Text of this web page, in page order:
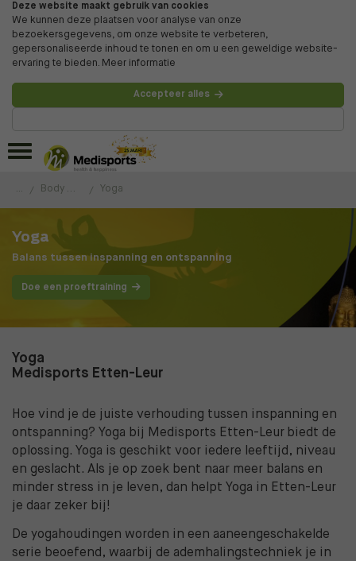
Deze website maakt gebruik van cookies
We kunnen deze plaatsen voor analyse van onze
bezoekersgegevens, om onze website te verbeteren,
gepersonaliseerde inhoud te tonen en om u een geweldige website-
ervaring te bieden. Meer informatie
Accepteer alles
... Body & Mind Yoga
Yoga
Balans tussen inspanning en ontspanning
Doe een proeftraining
Yoga
Medisports Etten-Leur
Hoe vind je de juiste verhouding tussen inspanning en
ontspanning? Yoga bij Medisports Etten-Leur biedt de
oplossing. Yoga is geschikt voor iedere leeftijd, niveau
en geslacht. Als je op zoek bent naar meer balans en
minder stress in je leven, dan helpt Yoga in Etten-Leur
je daar zeker bij!
De yogahoudingen worden in een aaneengeschakelde
serie beoefend, waarbij de ademhalingstechniek je in